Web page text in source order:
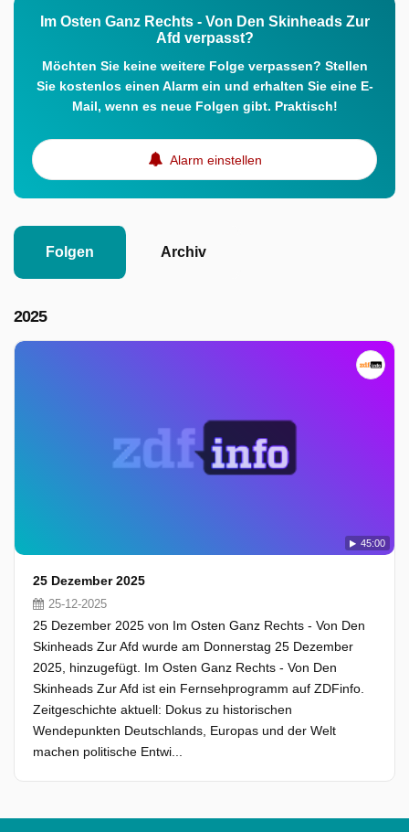
Im Osten Ganz Rechts - Von Den Skinheads Zur
Afd verpasst?
Möchten Sie keine weitere Folge verpassen? Stellen
Sie kostenlos einen Alarm ein und erhalten Sie eine E-
Mail, wenn es neue Folgen gibt. Praktisch!
Alarm einstellen
Folgen Archiv
2025
45:00
25 Dezember 2025
25-12-2025
25 Dezember 2025 von Im Osten Ganz Rechts - Von Den
Skinheads Zur Afd wurde am Donnerstag 25 Dezember
2025, hinzugefügt. Im Osten Ganz Rechts - Von Den
Skinheads Zur Afd ist ein Fernsehprogramm auf ZDFinfo.
Zeitgeschichte aktuell: Dokus zu historischen
Wendepunkten Deutschlands, Europas und der Welt
machen politische Entwi...